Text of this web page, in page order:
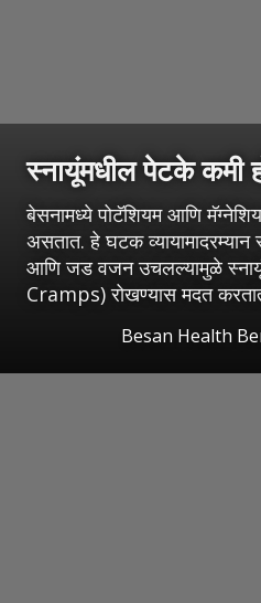
स्नायूंमधील पेटके कमी
बेसनामध्ये पोटॅशियम आणि
असतात. हे घटक व्यायामादरम्यान
आणि जड वजन उचलल्यामुळे
Cramps) रोखण्यास मदत
Besan Health